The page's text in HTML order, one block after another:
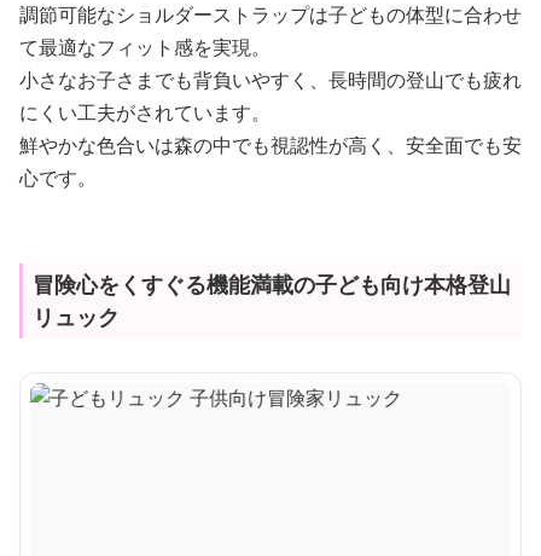
調節可能なショルダーストラップは子どもの体型に合わせ
て最適なフィット感を実現。
小さなお子さまでも背負いやすく、長時間の登山でも疲れ
にくい工夫がされています。
鮮やかな色合いは森の中でも視認性が高く、安全面でも安
心です。
冒険心をくすぐる機能満載の子ども向け本格登山
リュック